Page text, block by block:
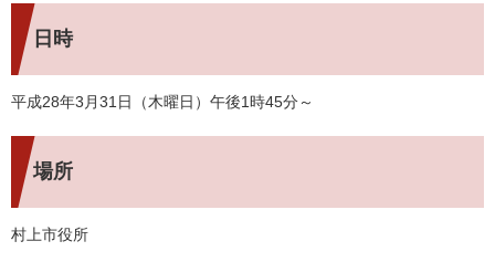
日時
平成28年3月31日（木曜日）午後1時45分～
場所
村上市役所